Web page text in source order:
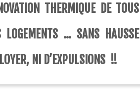
THERMIQUE DE TOUS
LOGEMENTS … SANS HAUSSE
NI D’EXPULSIONS !!